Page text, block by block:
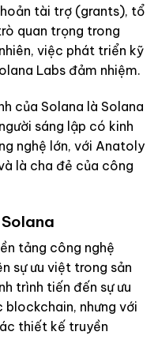
tài trợ (grants), tổ
quan trọng trong
việc phát triển kỹ
Labs đảm nhiệm.
của Solana là Solana
sáng lập có kinh
nghệ lớn, với Anatoly
là cha đẻ của công
tảng công nghệ
sự ưu việt trong sản
trình tiến đến sự ưu
nhưng với
thiết kế truyền